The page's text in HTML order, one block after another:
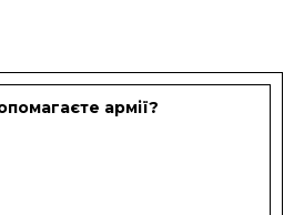
армії?